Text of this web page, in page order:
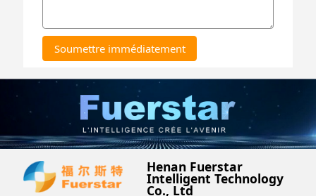
Soumettre immédiatement
Henan Fuerstar
Intelligent Technology
Co., Ltd